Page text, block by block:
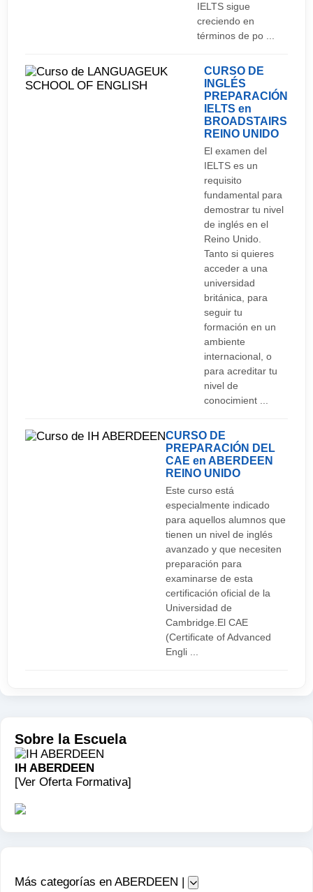
IELTS sigue
creciendo en
términos de po ...
CURSO DE
INGLÉS
PREPARACIÓN
IELTS en
BROADSTAIRS
REINO UNIDO
El examen del
IELTS es un
requisito
fundamental para
demostrar tu nivel
de inglés en el
Reino Unido.
Tanto si quieres
acceder a una
universidad
británica, para
seguir tu
formación en un
ambiente
internacional, o
para acreditar tu
nivel de
conocimient ...
CURSO DE
PREPARACIÓN DEL
CAE en ABERDEEN
REINO UNIDO
Este curso está
especialmente indicado
para aquellos alumnos que
tienen un nivel de inglés
avanzado y que necesiten
preparación para
examinarse de esta
certificación oficial de la
Universidad de
Cambridge.El CAE
(Certificate of Advanced
Engli ...
Sobre la Escuela
IH ABERDEEN
[Ver Oferta Formativa]
Más categorías en ABERDEEN |